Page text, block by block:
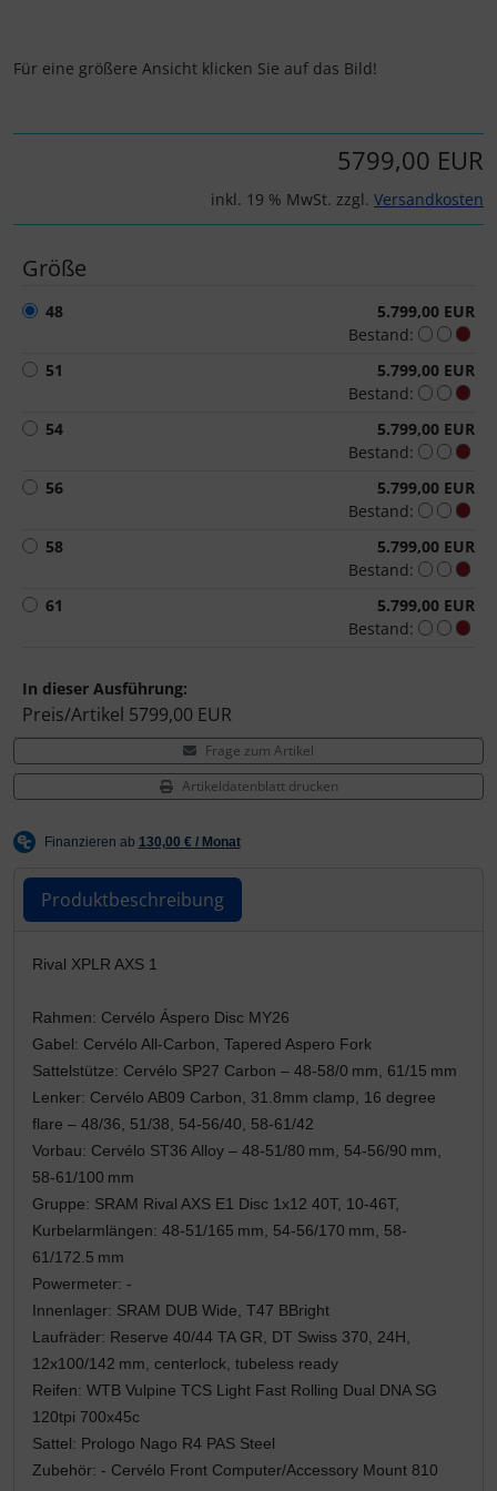
Für eine größere Ansicht klicken Sie auf das Bild!
5799,00 EUR
inkl. 19 % MwSt. zzgl. Versandkosten
Größe
48
5.799,00 EUR
Bestand:
51
5.799,00 EUR
Bestand:
54
5.799,00 EUR
Bestand:
56
5.799,00 EUR
Bestand:
58
5.799,00 EUR
Bestand:
61
5.799,00 EUR
Bestand:
In dieser Ausführung:
Preis/Artikel 5799,00 EUR
Frage zum Artikel
Artikeldatenblatt drucken
Produktbeschreibung
Produktbeschreibung
Rival XPLR AXS 1
Rahmen: Cervélo Áspero Disc MY26
Gabel: Cervélo All-Carbon, Tapered Aspero Fork
Sattelstütze: Cervélo SP27 Carbon – 48-58/0 mm, 61/15 mm
Lenker: Cervélo AB09 Carbon, 31.8mm clamp, 16 degree
flare – 48/36, 51/38, 54-56/40, 58-61/42
Vorbau: Cervélo ST36 Alloy – 48-51/80 mm, 54-56/90 mm,
58-61/100 mm
Gruppe: SRAM Rival AXS E1 Disc 1x12 40T, 10-46T,
Kurbelarmlängen: 48-51/165 mm, 54-56/170 mm, 58-
61/172.5 mm
Powermeter: -
Innenlager: SRAM DUB Wide, T47 BBright
Laufräder: Reserve 40/44 TA GR, DT Swiss 370, 24H,
12x100/142 mm, centerlock, tubeless ready
Reifen: WTB Vulpine TCS Light Fast Rolling Dual DNA SG
120tpi 700x45c
Sattel: Prologo Nago R4 PAS Steel
Zubehör: - Cervélo Front Computer/Accessory Mount 810
Schaltwerke
Vorbauten
Elite
Faserwerk
JEDI Sports
K-Edge
KASK
KOO
Lezyne
Lightweight
LOOK
Mavic
MOST
Muc-Off
Nimbl
OAKLEY
OPEN Cycle
Optimize
Pinarello